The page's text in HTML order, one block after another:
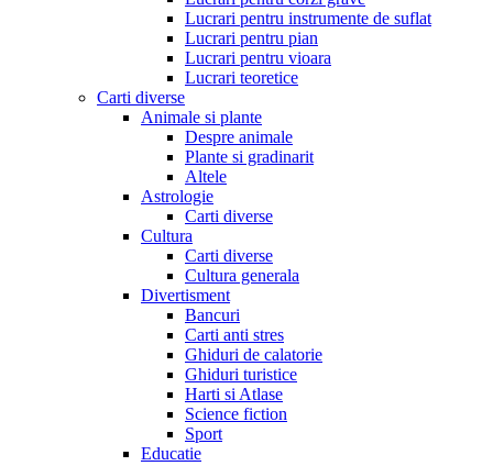
Lucrari pentru instrumente de suflat
Lucrari pentru pian
Lucrari pentru vioara
Lucrari teoretice
Carti diverse
Animale si plante
Despre animale
Plante si gradinarit
Altele
Astrologie
Carti diverse
Cultura
Carti diverse
Cultura generala
Divertisment
Bancuri
Carti anti stres
Ghiduri de calatorie
Ghiduri turistice
Harti si Atlase
Science fiction
Sport
Educatie